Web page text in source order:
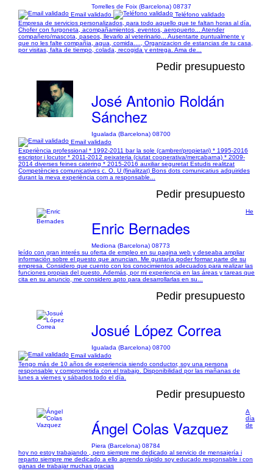
Torrelles de Foix (Barcelona) 08737
Email validado
Teléfono validado
Empresa de servicios personalizados, para todo aquello que te faltan horas al día.
Chofer con furgoneta, acompañamientos, eventos, aeropuerto... Atender
compañero/mascota, paseos, llevarlo al veterinario... Ausentarte puntualmente y
que no les falte compañia, agua, comida...., Organizacion de estancias de tu casa,
por visitas, falta de tiempo, colada, recogida y entrega. Ama de...
Pedir presupuesto
José Antonio Roldán
Sánchez
Igualada (Barcelona) 08700
Email validado
Experiència professional * 1992-2011 bar la sole (cambrer/propietari) * 1995-2016
escriptor i locutor * 2011-2012 peixateria (ciutat cooperativa/mercabarna) * 2009-
2014 diverses feines catering * 2015-2016 auxiliar seguretat Estudis realitzat
Competències comunicatives c. O. U (finalitzat) Bons dots comunicatius adquirides
durant la meva experiència com a responsable...
Pedir presupuesto
Enric Bernades
Mediona (Barcelona) 08773
He
leído con gran interés su oferta de empleo en su pagina web y deseaba ampliar
información sobre el puesto que anuncian. Me gustaría poder formar parte de su
empresa. Considero que cuento con los conocimientos adecuados para realizar las
funciones propias del puesto. Además, por mi experiencia en las áreas y tareas que
cita en su anuncio, me considero apto para desarrollarlas en su...
Pedir presupuesto
Josué López Correa
Igualada (Barcelona) 08700
Email validado
Tengo más de 10 años de experiencia siendo conductor, soy una persona
responsable y comprometida con el trabajo. Disponibilidad por las mañanas de
lunes a viernes y sábados todo el día.
Pedir presupuesto
Ángel Colas Vazquez
Piera (Barcelona) 08784
A
día
de
hoy no estoy trabajando , pero siempre me dedicado al servicio de mensajería i
reparto siempre me dedicado a ello aprendo rápido soy educado responsable i con
ganas de trabajar muchas gracias